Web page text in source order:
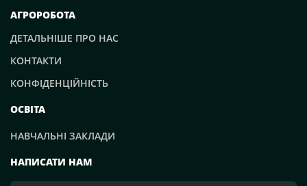
НАПИСАТИ НАМ
АГРОРОБОТА
ДЕТАЛЬНІШЕ ПРО НАС
КОНТАКТИ
КОНФІДЕНЦІЙНІСТЬ
ОСВІТА
НАВЧАЛЬНІ ЗАКЛАДИ